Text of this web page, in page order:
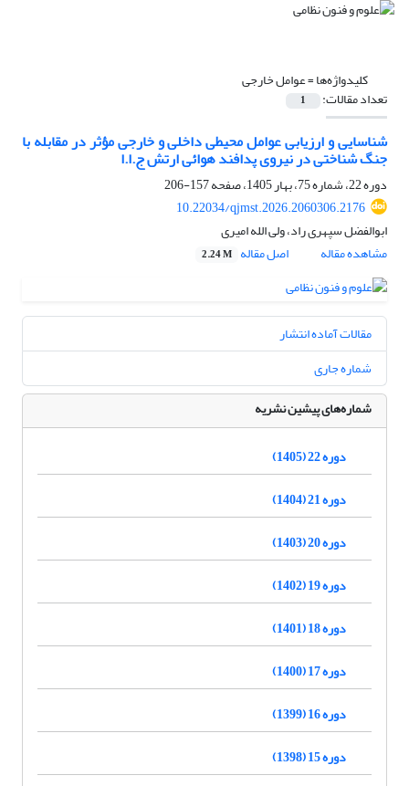
کلیدواژه‌ها =عوامل خارجی
تعداد مقالات: 1
شناسایی و ارزیابی عوامل محیطی داخلی و خارجی مؤثر در مقابله با
جنگ شناختی در نیروی پدافند هوائی ارتش ج.ا.ا
دوره 22، شماره 75، بهار 1405، صفحه
157-206
10.22034/qjmst.2026.2060306.2176
ابوالفضل سپهری راد، ولی الله امیری
مشاهده مقاله
اصل مقاله 2.24 M
مقالات آماده انتشار
شماره جاری
شماره‌های پیشین نشریه
دوره 22 (1405)
دوره 21 (1404)
دوره 20 (1403)
دوره 19 (1402)
دوره 18 (1401)
دوره 17 (1400)
دوره 16 (1399)
دوره 15 (1398)